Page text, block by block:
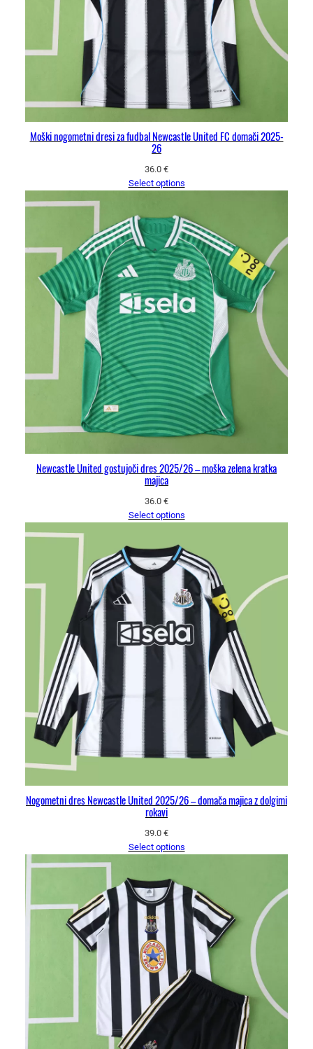
Moški nogometni dresi za fudbal Newcastle United FC domači 2025-
26
36.0 €
Select options
Newcastle United gostujoči dres 2025/26 – moška zelena kratka
majica
36.0 €
Select options
Nogometni dres Newcastle United 2025/26 – domača majica z dolgimi
rokavi
39.0 €
Select options